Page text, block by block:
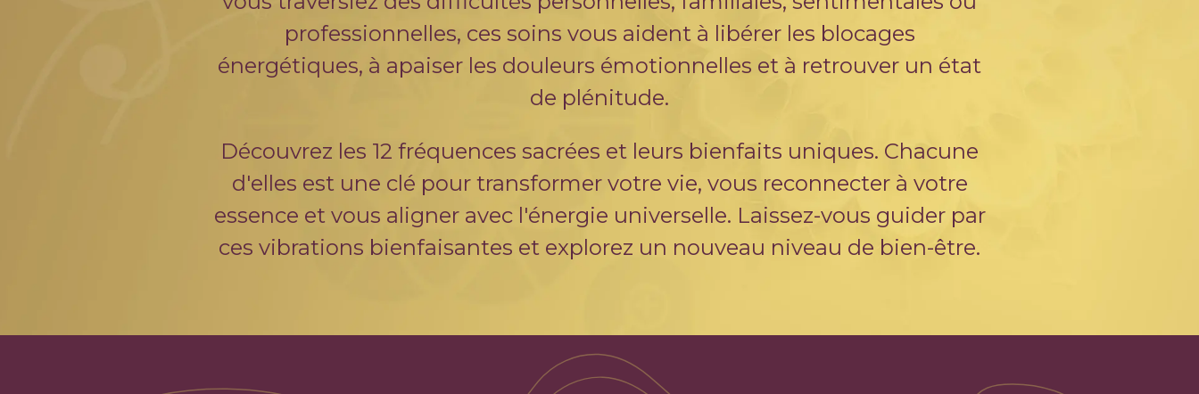
professionnelles, ces soins vous aident à libérer les blocages
énergétiques, à apaiser les douleurs émotionnelles et à retrouver un état
de plénitude.
Découvrez les 12 fréquences sacrées et leurs bienfaits uniques. Chacune
d'elles est une clé pour transformer votre vie, vous reconnecter à votre
essence et vous aligner avec l'énergie universelle. Laissez-vous guider par
ces vibrations bienfaisantes et explorez un nouveau niveau de bien-être.